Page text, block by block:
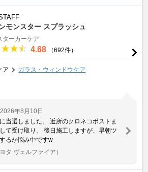
モンスター スプラッシュ
ターカーケア
4.68 （692件）
ア ガラス・ウィンドウケア
2026年8月10日
当選しました。 近所のクロネコポストま
て受け取り。 後日施工しますが、早朝ツ
るか悩み中ですw
タ ヴェルファイア）